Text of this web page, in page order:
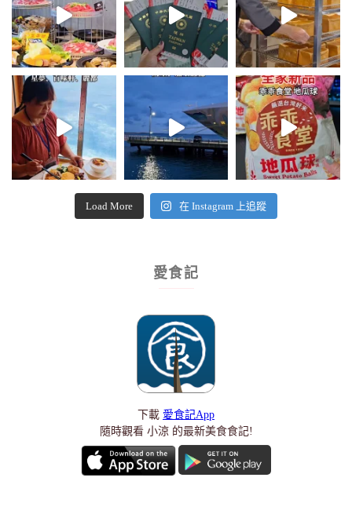
Load More 在 Instagram 上追蹤
愛食記
下載 愛食記App
隨時觀看 小涼 的最新美食食記!